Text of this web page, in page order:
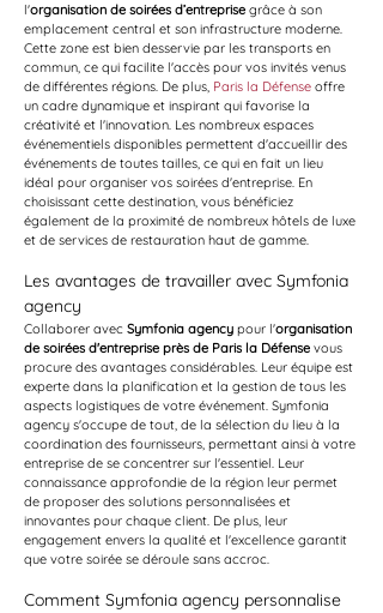
l'organisation de soirées d’entreprise grâce à son
emplacement central et son infrastructure moderne.
Cette zone est bien desservie par les transports en
commun, ce qui facilite l'accès pour vos invités venus
de différentes régions. De plus, Paris la Défense offre
un cadre dynamique et inspirant qui favorise la
créativité et l'innovation. Les nombreux espaces
événementiels disponibles permettent d'accueillir des
événements de toutes tailles, ce qui en fait un lieu
idéal pour organiser vos soirées d'entreprise. En
choisissant cette destination, vous bénéficiez
également de la proximité de nombreux hôtels de luxe
et de services de restauration haut de gamme.
Les avantages de travailler avec Symfonia
agency
Collaborer avec Symfonia agency pour l'organisation
de soirées d'entreprise près de Paris la Défense vous
procure des avantages considérables. Leur équipe est
experte dans la planification et la gestion de tous les
aspects logistiques de votre événement. Symfonia
agency s'occupe de tout, de la sélection du lieu à la
coordination des fournisseurs, permettant ainsi à votre
entreprise de se concentrer sur l'essentiel. Leur
connaissance approfondie de la région leur permet
de proposer des solutions personnalisées et
innovantes pour chaque client. De plus, leur
engagement envers la qualité et l'excellence garantit
que votre soirée se déroule sans accroc.
Comment Symfonia agency personnalise